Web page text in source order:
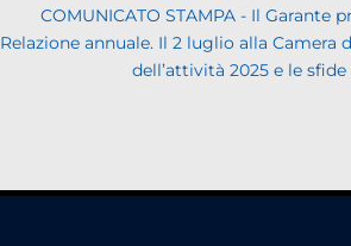
COMUNICATO STAMPA - Il Garante
Relazione annuale. Il 2 luglio alla Camera
dell’attività 2025 e le